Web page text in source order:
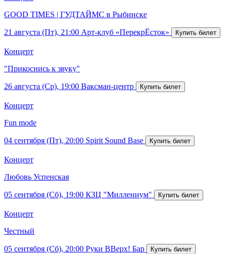
GOOD TIMES | ГУДТАЙМС в Рыбинске
21 августа (Пт), 21:00 Арт-клуб «ПерекрЁсток»
Концерт
"Прикоснись к звуку"
26 августа (Ср), 19:00 Ваксман-центр
Концерт
Fun mode
04 сентября (Пт), 20:00 Spirit Sound Base
Концерт
Любовь Успенская
05 сентября (Сб), 19:00 КЗЦ "Миллениум"
Концерт
Честный
05 сентября (Сб), 20:00 Руки ВВерх! Бар